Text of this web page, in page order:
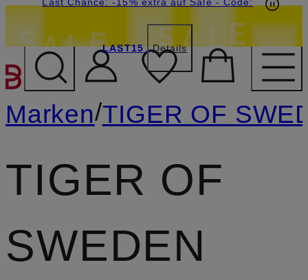
ZUM HAUPTINHALT
LAST15 Details
Marken/TIGER OF
TIGER OF
SWEDEN